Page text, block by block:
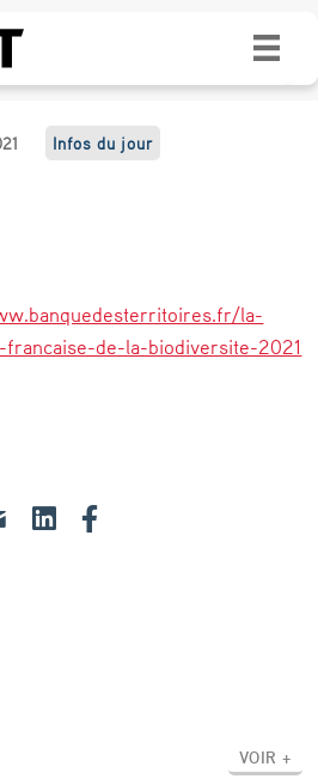
française de la
Infos du jour
la-
de-la-biodiversite-2021
VOIR +